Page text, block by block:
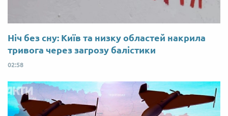
Ніч без сну: Київ та низку областей накрила
тривога через загрозу балістики
02:58